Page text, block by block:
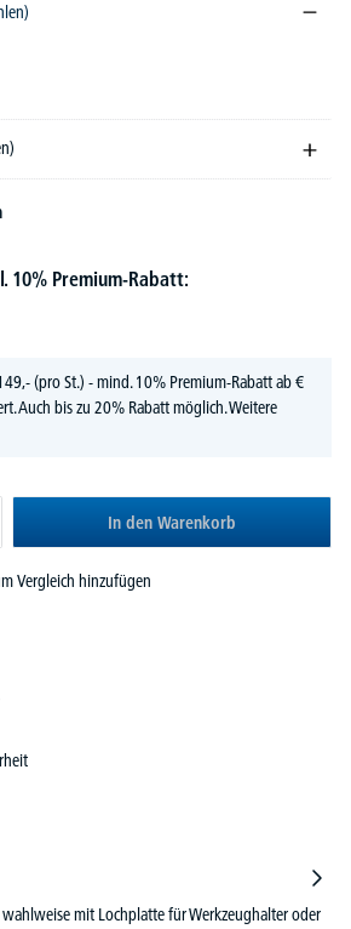
10% Premium-Rabatt:
(pro St.) - mind. 10% Premium-Rabatt ab €
Auch bis zu 20% Rabatt möglich.Weitere
In den Warenkorb
Vergleich hinzufügen
mit Lochplatte für Werkzeughalter oder